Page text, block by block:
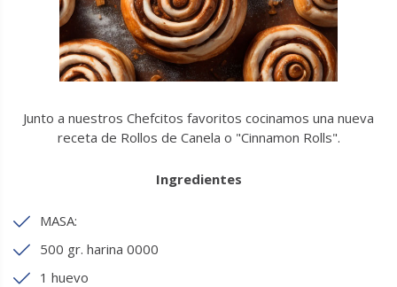
Junto a nuestros Chefcitos favoritos cocinamos una nueva
receta de Rollos de Canela o "Cinnamon Rolls".
Ingredientes
MASA:
500 gr. harina 0000
1 huevo